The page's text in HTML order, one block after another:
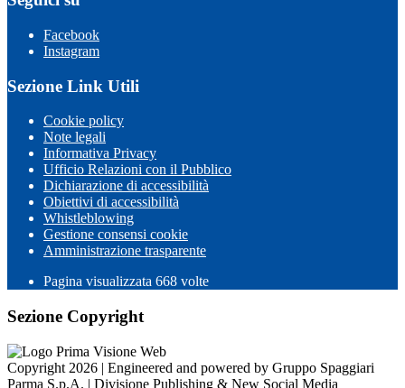
Facebook
Instagram
Sezione Link Utili
Cookie policy
Note legali
Informativa Privacy
Ufficio Relazioni con il Pubblico
Dichiarazione di accessibilità
Obiettivi di accessibilità
Whistleblowing
Gestione consensi cookie
Amministrazione trasparente
Pagina visualizzata 668 volte
Sezione Copyright
Copyright 2026 | Engineered and powered by Gruppo Spaggiari
Parma S.p.A. | Divisione Publishing & New Social Media